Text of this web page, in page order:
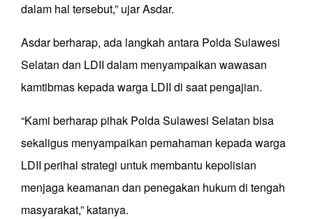
dalam hal tersebut,” ujar Asdar.
Asdar berharap, ada langkah antara Polda Sulawesi
Selatan dan LDII dalam menyampaikan wawasan
kamtibmas kepada warga LDII di saat pengajian.
“Kami berharap pihak Polda Sulawesi Selatan bisa
sekaligus menyampaikan pemahaman kepada warga
LDII perihal strategi untuk membantu kepolisian
menjaga keamanan dan penegakan hukum di tengah
masyarakat,” katanya.